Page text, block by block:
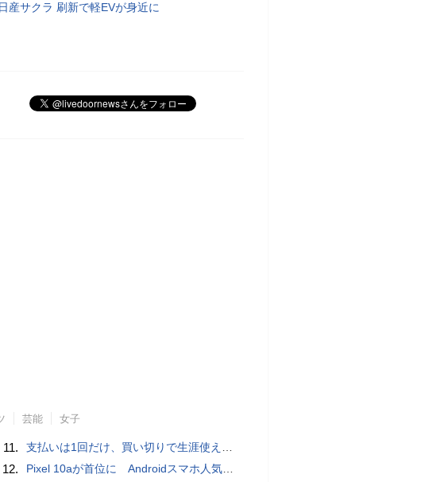
日産サクラ 刷新で軽EVが身近に
芸能 女子
11. 支払いは1回だけ、買い切りで生涯使えるプランがあるオンラインストレージ4選
12. Pixel 10aが首位に Androidスマホ人気ランキングTOP10 2026/8/8